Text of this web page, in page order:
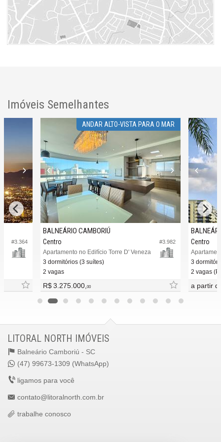
Imóveis Semelhantes
#3.364
ANDAR ALTO-VISTA PARA O MAR
#3.982
BALNEÁRIO CAMBORIÚ
Centro
Apartamento no Edifício Torre D' Veneza
3 dormitórios (3 suítes)
2 vagas
R$ 3.275.000, 00
Centro
3
2 vagas
a partir
LITORAL NORTH IMÓVEIS
Balneário Camboriú - SC
(47) 99673-1309 (WhatsApp)
ligamos para você
contato@litoralnorth.com.br
trabalhe conosco